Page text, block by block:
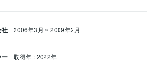
社 2006年3月 ~ 2009年2月
ー 取得年 : 2022年